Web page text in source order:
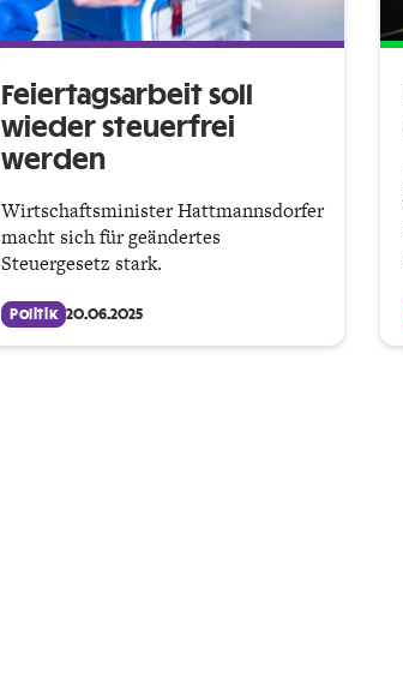
Feiertagsarbeit soll
wieder steuerfrei
werden
Wirtschaftsminister Hattmannsdorfer
macht sich für geändertes
Steuergesetz stark.
Politik 20.06.2025